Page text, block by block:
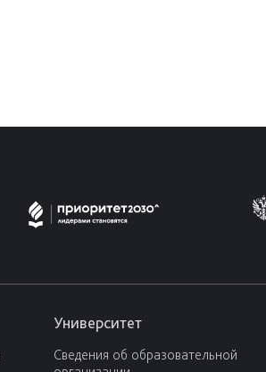
Университет
Сведения об образовательной